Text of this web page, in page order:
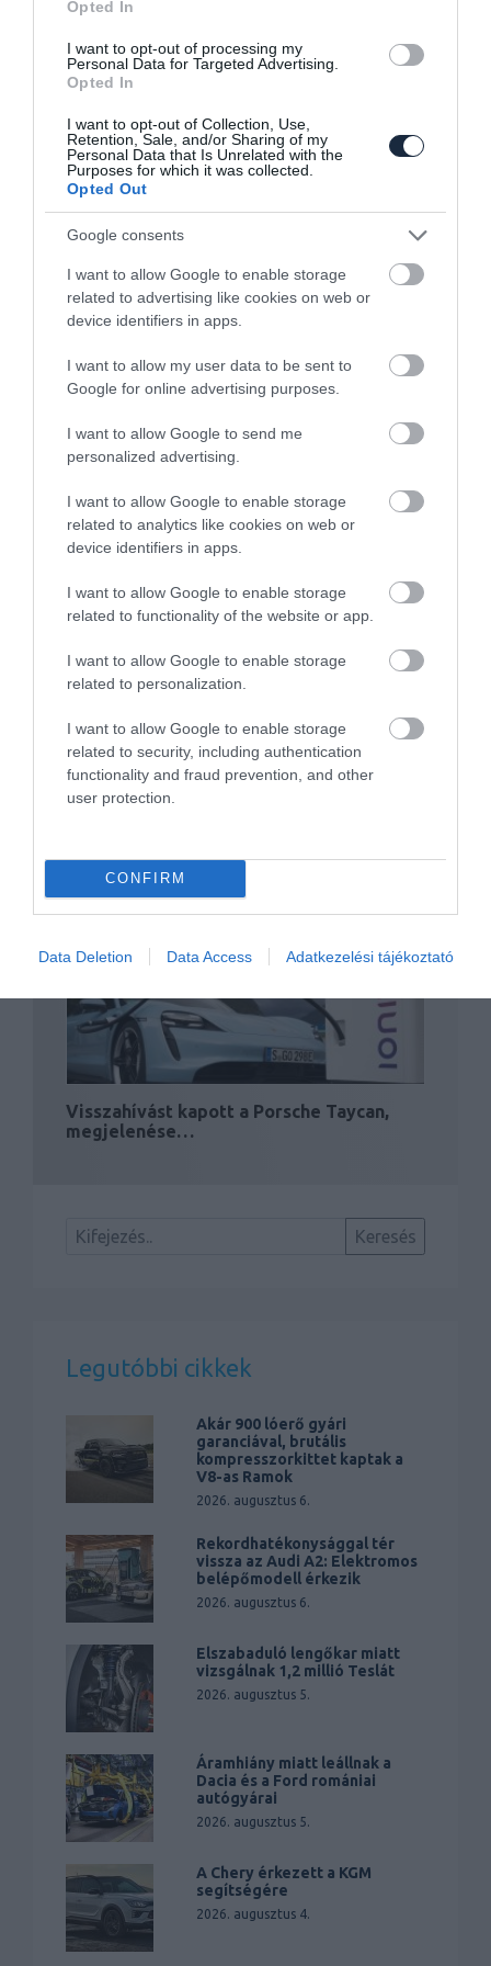
Opted In
I want to opt-out of processing my
Personal Data for Targeted Advertising.
Opted In
I want to opt-out of Collection, Use,
Retention, Sale, and/or Sharing of my
Personal Data that Is Unrelated with the
Purposes for which it was collected.
Opted Out
Google consents
I want to allow Google to enable storage
related to advertising like cookies on web or
device identifiers in apps.
I want to allow my user data to be sent to
Google for online advertising purposes.
I want to allow Google to send me
personalized advertising.
I want to allow Google to enable storage
related to analytics like cookies on web or
device identifiers in apps.
I want to allow Google to enable storage
related to functionality of the website or app.
I want to allow Google to enable storage
related to personalization.
I want to allow Google to enable storage
related to security, including authentication
functionality and fraud prevention, and other
user protection.
CONFIRM
Data Deletion Data Access Adatkezelési tájékoztató
Felismerik a hibát és alkatrészt rendelnek
a Teslák
Kiszakadó hátsó szélvédőre figyelmeztet
életveszélyre…
Visszahívják a szervizbe a 2022-ben
gyártott…
Visszahívást kapott a Porsche Taycan,
megjelenése…
Legutóbbi cikkek
Akár 900 lóerő gyári
garanciával, brutális
kompresszorkittet kaptak a
V8-as Ramok
2026. augusztus 6.
Rekordhatékonysággal tér
vissza az Audi A2: Elektromos
belépőmodell érkezik
2026. augusztus 6.
Elszabaduló lengőkar miatt
vizsgálnak 1,2 millió Teslát
2026. augusztus 5.
Áramhiány miatt leállnak a
Dacia és a Ford romániai
autógyárai
2026. augusztus 5.
A Chery érkezett a KGM
segítségére
2026. augusztus 4.